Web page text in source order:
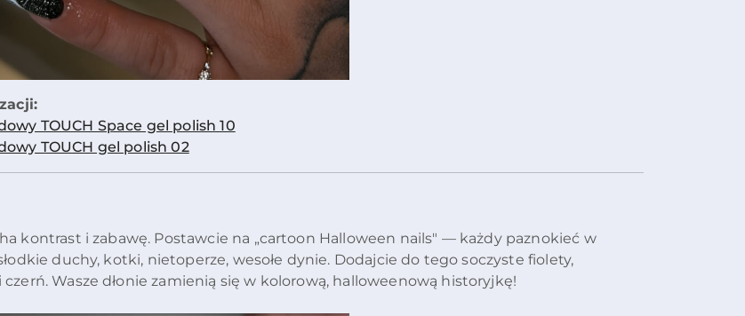
TOUCH Space gel polish 10
TOUCH gel polish 02
kontrast i zabawę. Postawcie na „cartoon Halloween nails" — każdy paznokieć w
duchy, kotki, nietoperze, wesołe dynie. Dodajcie do tego soczyste fiolety,
czerń. Wasze dłonie zamienią się w kolorową, halloweenową historyjkę!